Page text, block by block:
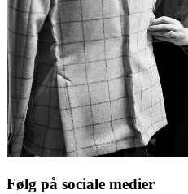
Følg på sociale medier